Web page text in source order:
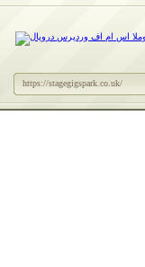
https://stagegigspark.co.uk/